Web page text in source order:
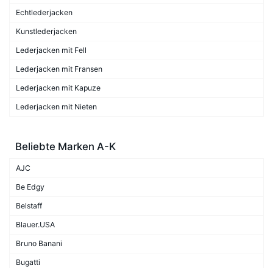
Echtlederjacken
Kunstlederjacken
Lederjacken mit Fell
Lederjacken mit Fransen
Lederjacken mit Kapuze
Lederjacken mit Nieten
Beliebte Marken A-K
AJC
Be Edgy
Belstaff
Blauer.USA
Bruno Banani
Bugatti